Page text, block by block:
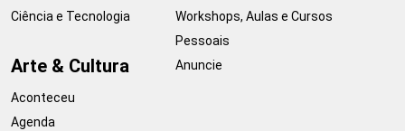
Ciência e Tecnologia
Arte & Cultura
Aconteceu
Agenda
Workshops, Aulas e Cursos
Pessoais
Anuncie